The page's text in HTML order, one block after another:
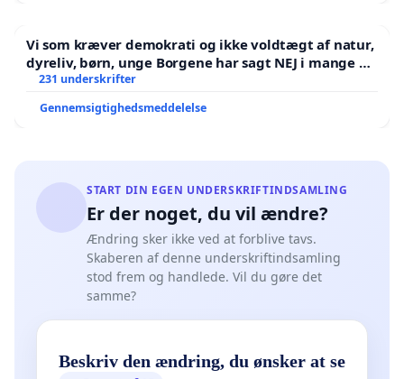
Vi som kræver demokrati og ikke voldtægt af natur,
dyreliv, børn, unge Borgene har sagt NEJ i mange år.
Der er
231 underskrifter
Gennemsigtighedsmeddelelse
START DIN EGEN UNDERSKRIFTINDSAMLING
Er der noget, du vil ændre?
Ændring sker ikke ved at forblive tavs.
Skaberen af denne underskriftindsamling
stod frem og handlede. Vil du gøre det
samme?
Beskriv den ændring, du ønsker at se